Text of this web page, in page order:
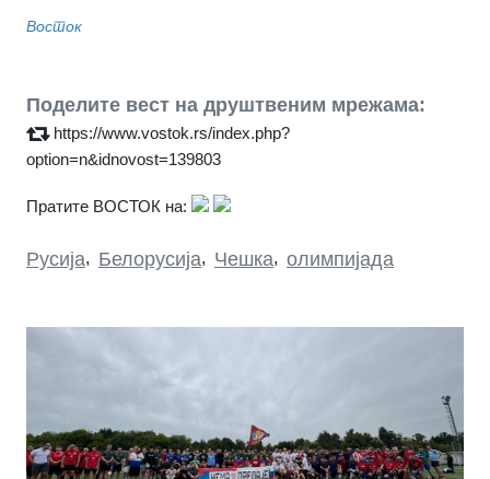
Восток
Поделите вест на друштвеним мрежама:
https://www.vostok.rs/index.php?
option=n&idnovost=139803
Пратите ВОСТОК на:
Русија, Белорусија, Чешка, олимпијада